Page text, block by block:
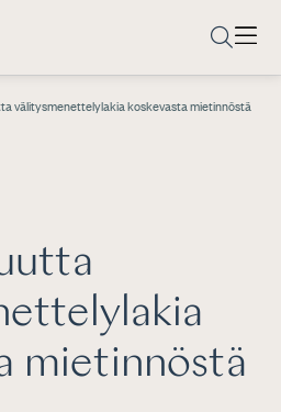
välitysmenettelylakia koskevasta mietinnöstä
mietinnöstä